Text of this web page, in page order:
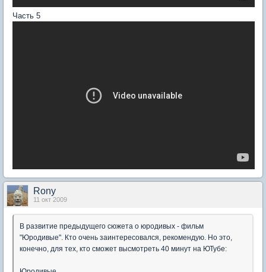
Часть 5
Rony
11 окт 2009
В развитие предыдущего сюжета о юродивых - фильм
"Юродивые". Кто очень заинтересовался, рекомендую. Но это,
конечно, для тех, кто сможет высмотреть 40 минут на ЮТубе: